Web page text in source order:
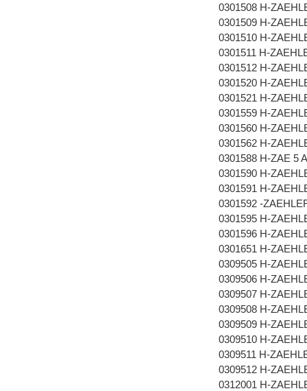
0301508 H-
0301509 H-
0301510 H-
0301511 H-
0301512 H-
0301520 H-
0301521 H-
0301559 H-
0301560 H-
0301562 H-
0301588 H-ZAE 5
0301590 H-
0301591 H-
0301592 -
0301595 H-
0301596 H-
0301651 H-
0309505 H-
0309506 H-
0309507 H-
0309508 H-
0309509 H-
0309510 H-
0309511 H-
0309512 H-
0312001 H-